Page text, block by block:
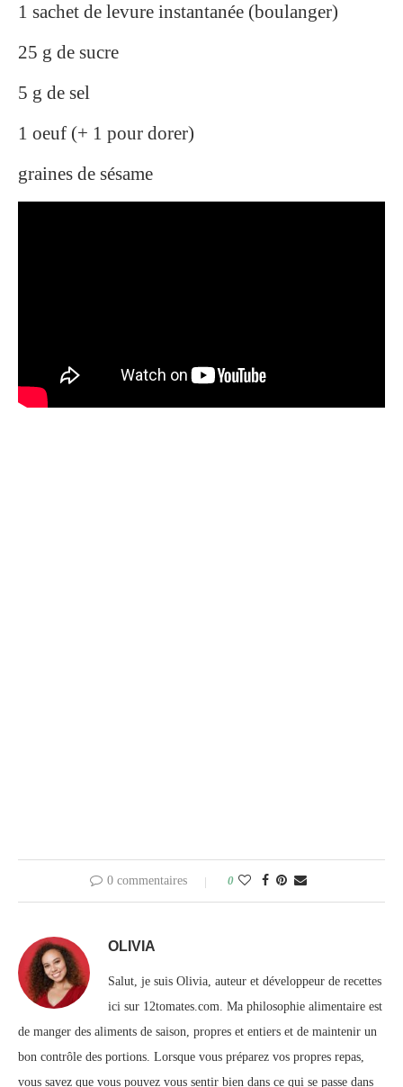
1 sachet de levure instantanée (boulanger)
25 g de sucre
5 g de sel
1 oeuf (+ 1 pour dorer)
graines de sésame
0 commentaires 0
OLIVIA
Salut, je suis Olivia, auteur et développeur de recettes
ici sur 12tomates.com. Ma philosophie alimentaire est
de manger des aliments de saison, propres et entiers et de maintenir un
bon contrôle des portions. Lorsque vous préparez vos propres repas,
vous savez que vous pouvez vous sentir bien dans ce qui se passe dans